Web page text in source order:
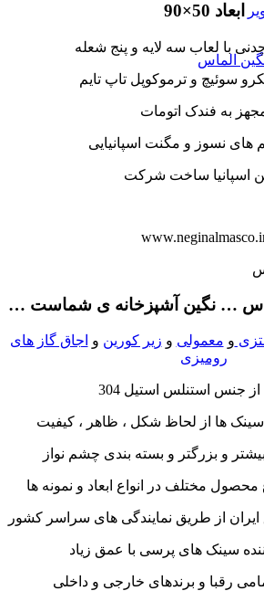
الماس
ابعاد 50×90
با لعاب سه لایه و پنج شعله
سوئیچ و ترموکوپل تاپ تایم
به فندک اتومات
های نسوز و مگنت اسپانیایی
اسپانیا ساخت شرکت
… نگین آشپزخانه ی شماست …
و معمولی و زیر کورین و اجاق گاز های
رومیزی
از جنس استنلس استیل 304
سینک ها از لحاظ شکل ، ظاهر ، کیفیت
و بزرگتر و بسته بندی چشم نواز
از طریق نمایندگی های سراسر کشور
سینک های پرسی با عمق زیاد
رقبا و برندهای خارجی و داخلی